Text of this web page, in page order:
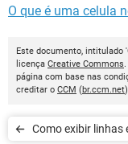
O que é uma celula
Este documento, intitulado
licença Creative Commons.
página com base nas
creditar o CCM (br.ccm.net
Como exibir linhas